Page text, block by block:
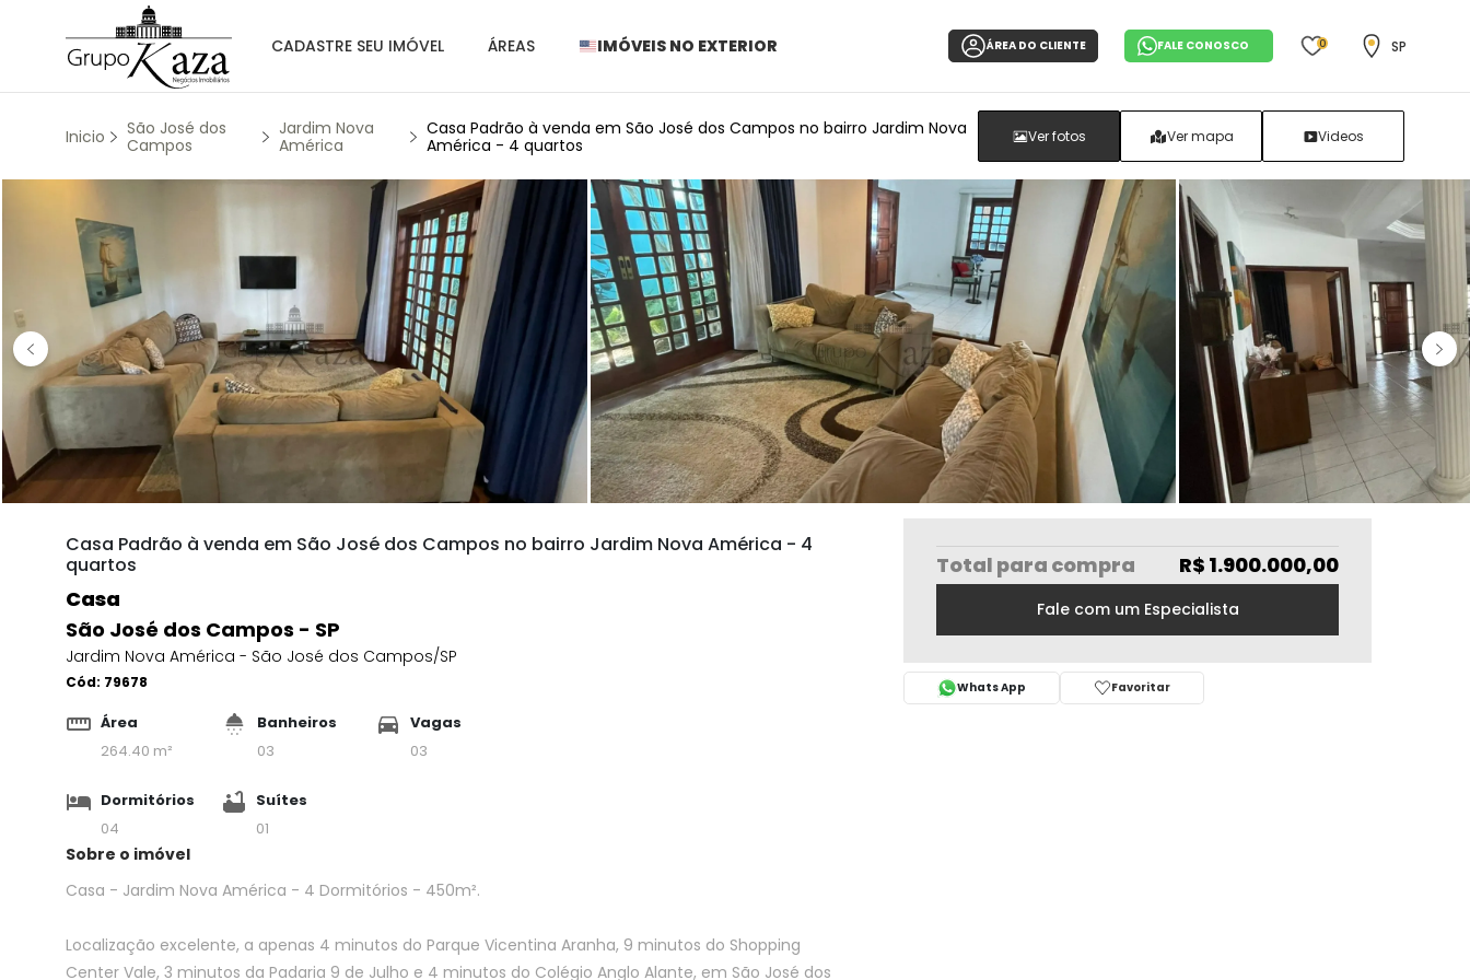
CADASTRE SEU IMÓVEL ÁREAS IMÓVEIS NO EXTERIOR ÁREA DO CLIENTE FALE CONOSCO 0 SP
Inicio
São José dos
Campos
Jardim Nova
América
Casa Padrão à venda em São José dos Campos no bairro Jardim Nova
América - 4 quartos
Ver fotos Ver mapa Videos
Casa Padrão à venda em São José dos Campos no bairro Jardim Nova América - 4
quartos
Casa
São José dos Campos - SP
Jardim Nova América - São José dos Campos/SP
Cód: 79678
Área
264.40 m²
Banheiros
03
Vagas
03
Dormitórios
04
Suítes
01
Sobre o imóvel
Casa - Jardim Nova América - 4 Dormitórios - 450m².
Localização excelente, a apenas 4 minutos do Parque Vicentina Aranha, 9 minutos do Shopping
Center Vale, 3 minutos da Padaria 9 de Julho e 4 minutos do Colégio Anglo Alante, em São José dos
Total para compra R$ 1.900.000,00
Fale com um Especialista
Whats App Favoritar